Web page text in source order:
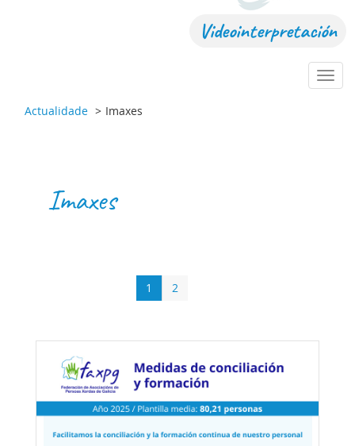
Videointerpretación
Actualidade
Imaxes
Imaxes
1 2